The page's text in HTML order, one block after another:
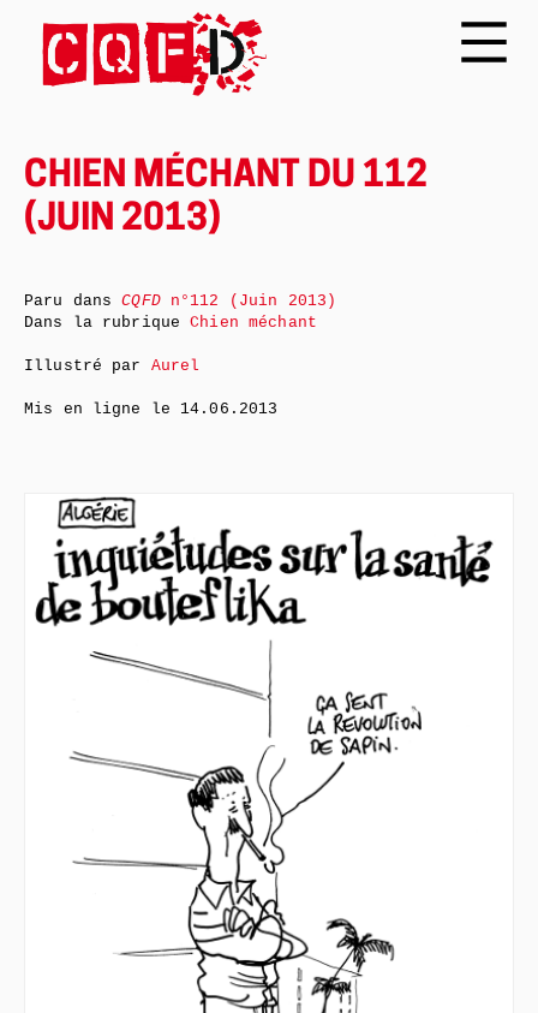
CHIEN MÉCHANT DU 112
(JUIN 2013)
Paru dansCQFDn°112 (Juin 2013)
Dans la rubriqueChien méchant
Illustré par Aurel
Mis en ligne le 14.06.2013